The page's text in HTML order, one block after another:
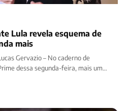
Lula revela esquema de
mais
Gervazio – No caderno de
dessa segunda-feira, mais uma